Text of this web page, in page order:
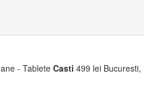
- Tablete Casti 499 lei Bucuresti,